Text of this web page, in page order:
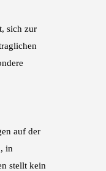
sich zur
auf der
in
stellt kein